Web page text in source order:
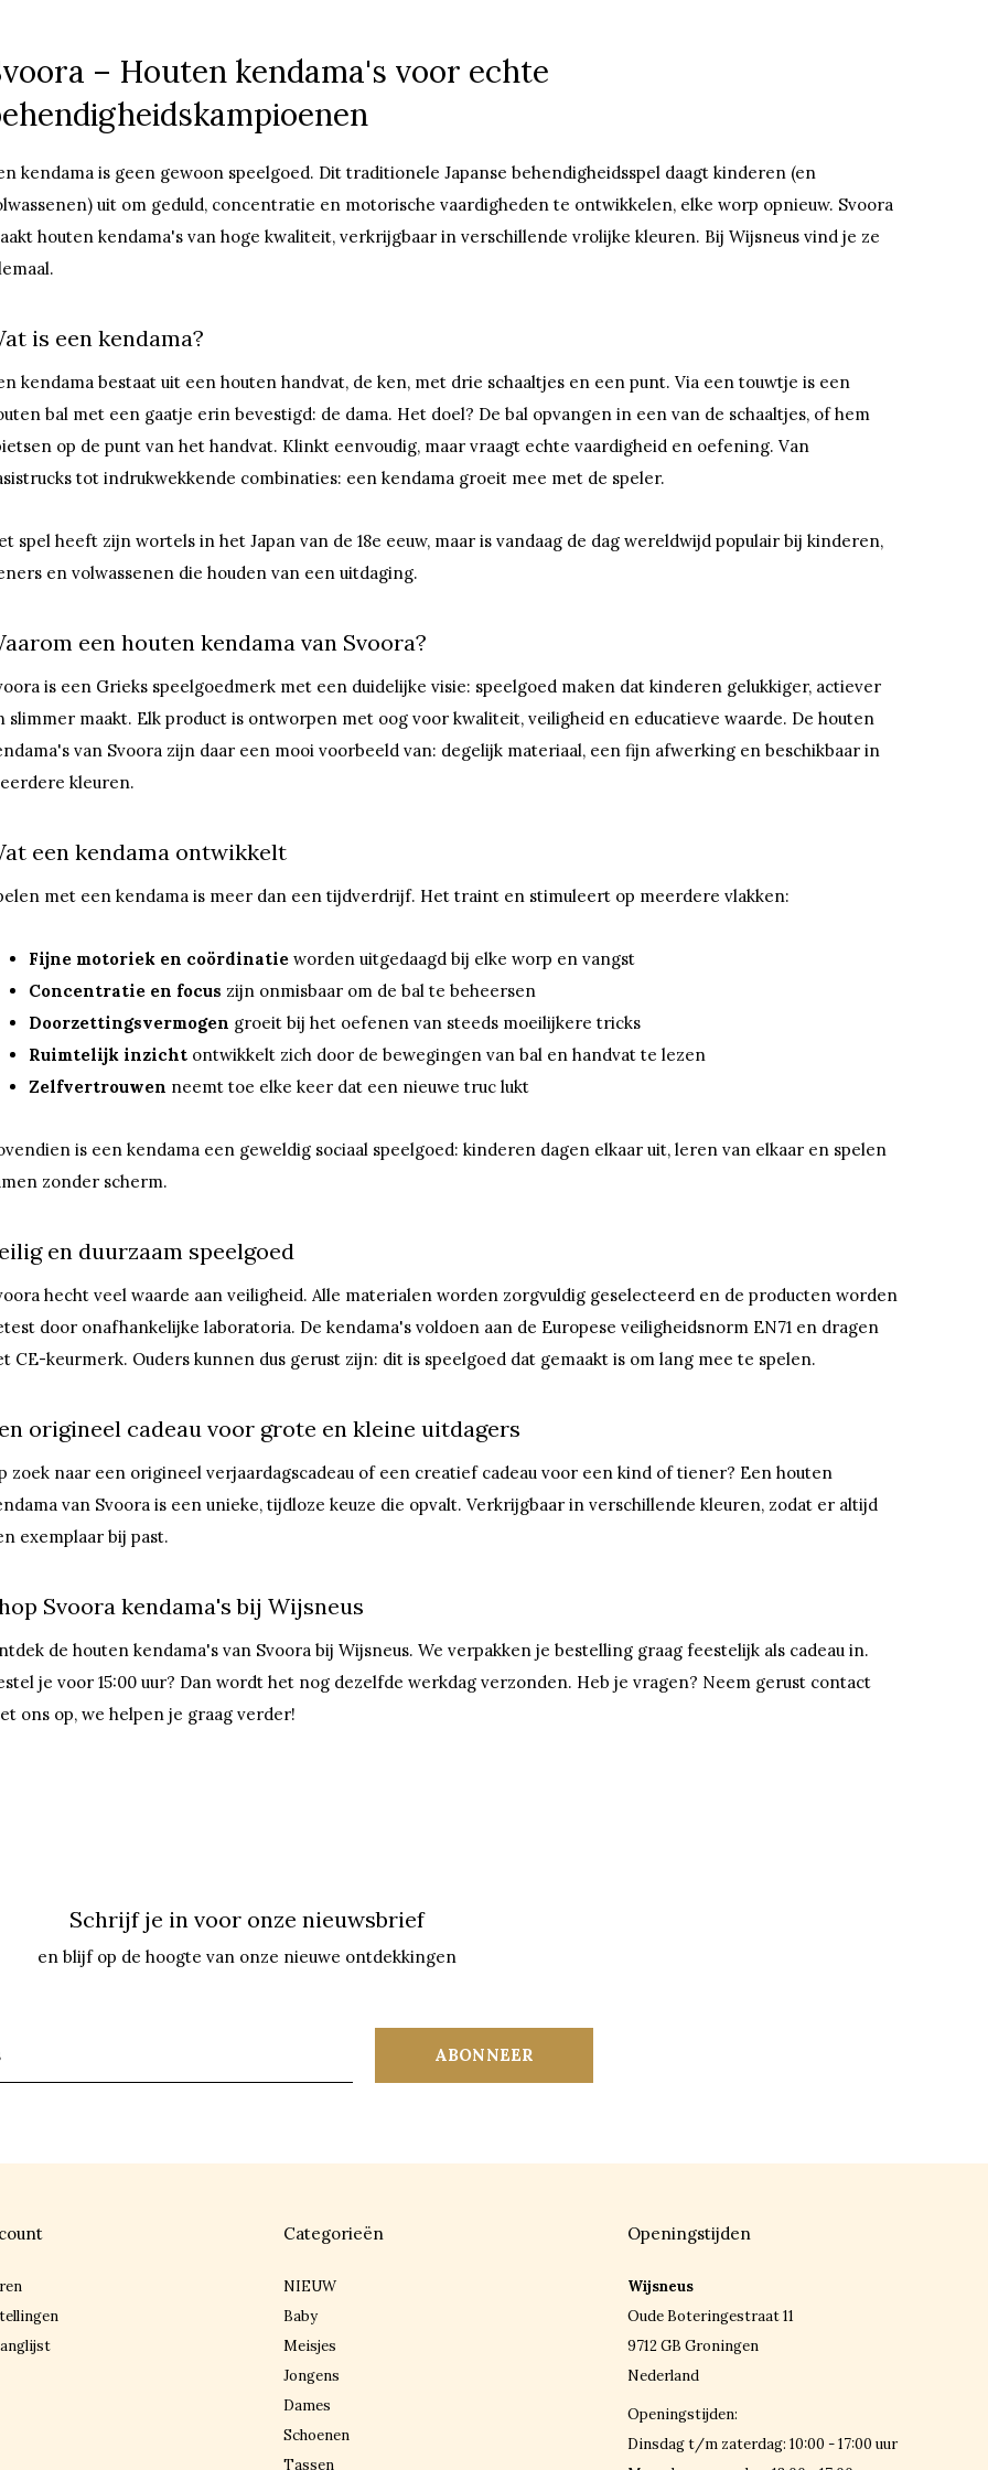
– Houten kendama's voor echte
kendama is geen gewoon speelgoed. Dit traditionele Japanse behendigheidsspel daagt kinderen (en
uit om geduld, concentratie en motorische vaardigheden te ontwikkelen, elke worp opnieuw. Svoora
houten kendama's van hoge kwaliteit, verkrijgbaar in verschillende vrolijke kleuren. Bij Wijsneus vind je ze
is een kendama?
kendama bestaat uit een houten handvat, de ken, met drie schaaltjes en een punt. Via een touwtje is een
bal met een gaatje erin bevestigd: de dama. Het doel? De bal opvangen in een van de schaaltjes, of hem
op de punt van het handvat. Klinkt eenvoudig, maar vraagt echte vaardigheid en oefening. Van
tot indrukwekkende combinaties: een kendama groeit mee met de speler.
spel heeft zijn wortels in het Japan van de 18e eeuw, maar is vandaag de dag wereldwijd populair bij kinderen,
en volwassenen die houden van een uitdaging.
een houten kendama van Svoora?
is een Grieks speelgoedmerk met een duidelijke visie: speelgoed maken dat kinderen gelukkiger, actiever
slimmer maakt. Elk product is ontworpen met oog voor kwaliteit, veiligheid en educatieve waarde. De houten
van Svoora zijn daar een mooi voorbeeld van: degelijk materiaal, een fijn afwerking en beschikbaar in
kleuren.
een kendama ontwikkelt
met een kendama is meer dan een tijdverdrijf. Het traint en stimuleert op meerdere vlakken:
Fijne motoriek en coördinatie worden uitgedaagd bij elke worp en vangst
Concentratie en focus zijn onmisbaar om de bal te beheersen
Doorzettingsvermogen groeit bij het oefenen van steeds moeilijkere tricks
Ruimtelijk inzicht ontwikkelt zich door de bewegingen van bal en handvat te lezen
Zelfvertrouwen neemt toe elke keer dat een nieuwe truc lukt
is een kendama een geweldig sociaal speelgoed: kinderen dagen elkaar uit, leren van elkaar en spelen
zonder scherm.
en duurzaam speelgoed
hecht veel waarde aan veiligheid. Alle materialen worden zorgvuldig geselecteerd en de producten worden
door onafhankelijke laboratoria. De kendama's voldoen aan de Europese veiligheidsnorm EN71 en dragen
CE-keurmerk. Ouders kunnen dus gerust zijn: dit is speelgoed dat gemaakt is om lang mee te spelen.
origineel cadeau voor grote en kleine uitdagers
zoek naar een origineel verjaardagscadeau of een creatief cadeau voor een kind of tiener? Een houten
van Svoora is een unieke, tijdloze keuze die opvalt. Verkrijgbaar in verschillende kleuren, zodat er altijd
exemplaar bij past.
Svoora kendama's bij Wijsneus
de houten kendama's van Svoora bij Wijsneus. We verpakken je bestelling graag feestelijk als cadeau in.
je voor 15:00 uur? Dan wordt het nog dezelfde werkdag verzonden. Heb je vragen? Neem gerust contact
ons op, we helpen je graag verder!
Schrijf je in voor onze nieuwsbrief
en blijf op de hoogte van onze nieuwe ontdekkingen
ABONNEER
Categorieën
NIEUW
Baby
Meisjes
Jongens
Dames
Schoenen
Tassen
Openingstijden
Wijsneus
Oude Boteringestraat 11
9712 GB Groningen
Nederland
Openingstijden:
Dinsdag t/m zaterdag: 10:00 - 17:00 uur